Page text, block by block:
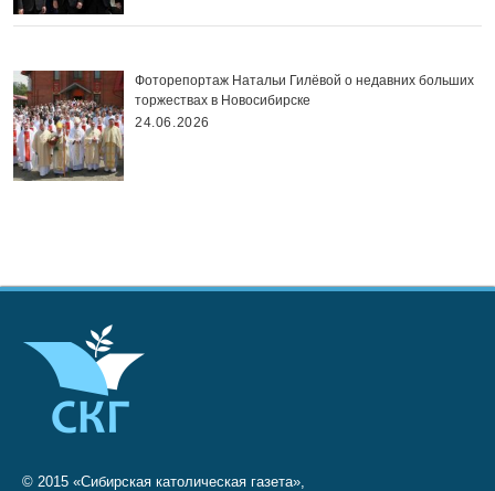
Фоторепортаж Натальи Гилёвой о недавних больших
торжествах в Новосибирске
24.06.2026
© 2015 «Сибирская католическая газета»,